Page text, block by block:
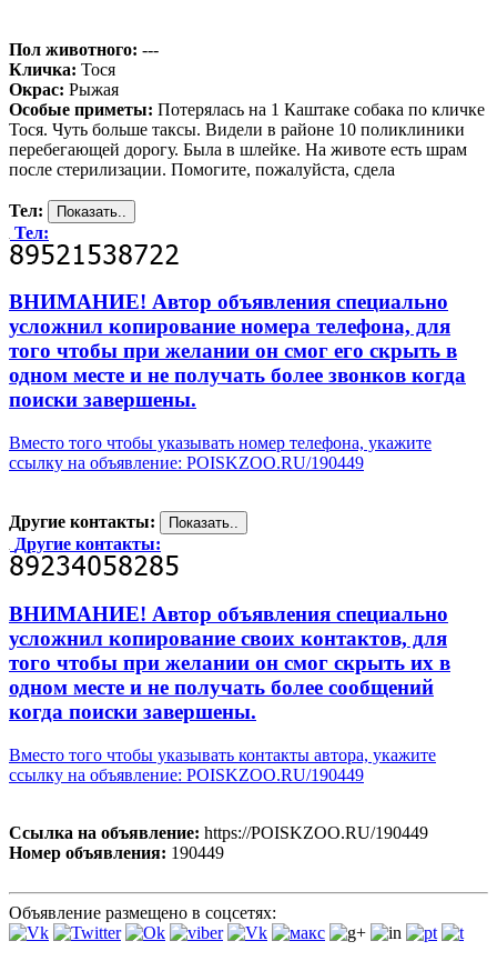
Пол животного: ---
Кличка: Тося
Окрас: Рыжая
Особые приметы: Потерялась на 1 Каштаке собака по кличке
Тося. Чуть больше таксы. Видели в районе 10 поликлиники
перебегающей дорогу. Была в шлейке. На животе есть шрам
после стерилизации. Помогите, пожалуйста, сдела
Тел:
Тел:
ВНИМАНИЕ! Автор объявления специально
усложнил копирование номера телефона, для
того чтобы при желании он смог его скрыть в
одном месте и не получать более звонков когда
поиски завершены.
Вместо того чтобы указывать номер телефона, укажите
ссылку на объявление: POISKZOO.RU/190449
Другие контакты:
Другие контакты:
ВНИМАНИЕ! Автор объявления специально
усложнил копирование своих контактов, для
того чтобы при желании он смог скрыть их в
одном месте и не получать более сообщений
когда поиски завершены.
Вместо того чтобы указывать контакты автора, укажите
ссылку на объявление: POISKZOO.RU/190449
Ссылка на объявление: https://POISKZOO.RU/190449
Номер объявления: 190449
Объявление размещено в соцсетях: